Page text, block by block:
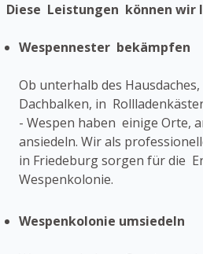
Diese Leistungen können wir
Wespennester bekämpfen
Ob unterhalb des
Dachbalken, in
- Wespen haben einige Orte,
ansiedeln. Wir als
in Friedeburg sorgen für die
Wespenkolonie.
Wespenkolonie umsiedeln